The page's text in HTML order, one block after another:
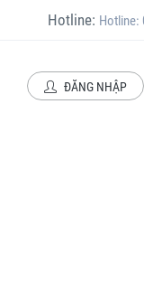
Hotline: Hotline:
ĐĂNG NHẬP